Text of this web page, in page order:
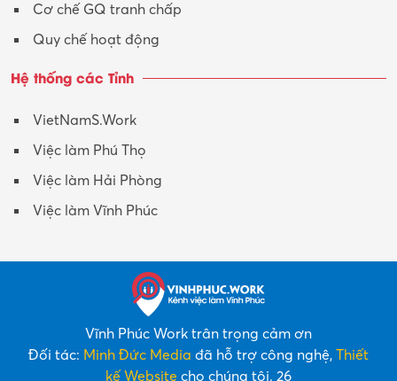
Cơ chế GQ tranh chấp
Quy chế hoạt động
Hệ thống các Tỉnh
VietNamS.Work
Việc làm Phú Thọ
Việc làm Hải Phòng
Việc làm Vĩnh Phúc
Vĩnh Phúc Work trân trọng cảm ơn
Đối tác: Minh Đức Media đã hỗ trợ công nghệ, Thiết
kế Website cho chúng tôi. 26